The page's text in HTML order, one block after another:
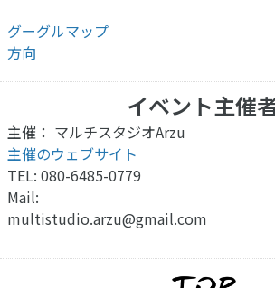
グーグルマップ
方向
イベント主催
主催： マルチスタジオArzu
主催のウェブサイト
TEL: 080-6485-0779
Mail:
multistudio.arzu@gmail.com